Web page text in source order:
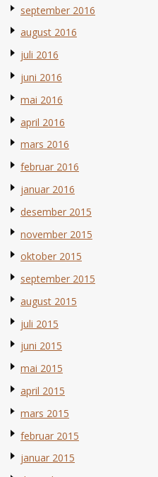
september 2016
august 2016
juli 2016
juni 2016
mai 2016
april 2016
mars 2016
februar 2016
januar 2016
desember 2015
november 2015
oktober 2015
september 2015
august 2015
juli 2015
juni 2015
mai 2015
april 2015
mars 2015
februar 2015
januar 2015